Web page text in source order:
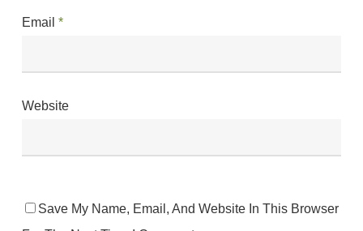
Email *
Website
Save My Name, Email, And Website In This Browser